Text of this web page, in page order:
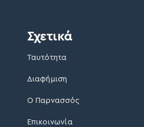
Σχετικά
Ταυτότητα
Διαφήμιση
Ο Παρνασσός
Επικοινωνία